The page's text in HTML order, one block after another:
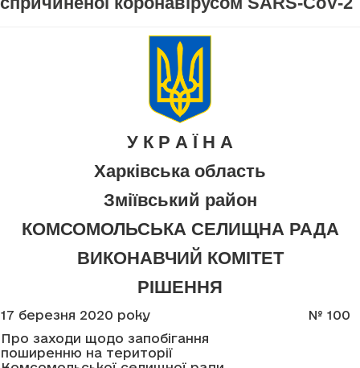
У К Р А Ї Н А
Харківська область
Зміївський район
КОМСОМОЛЬСЬКА СЕЛИЩНА РАДА
ВИКОНАВЧИЙ КОМІТЕТ
РІШЕННЯ
17 березня 2020 року № 100
Про заходи щодо запобігання
поширенню на території